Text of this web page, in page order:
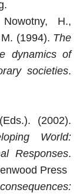
H.,
(1994). The
dynamics of
societies.
(2002).
World:
Responses.
Press